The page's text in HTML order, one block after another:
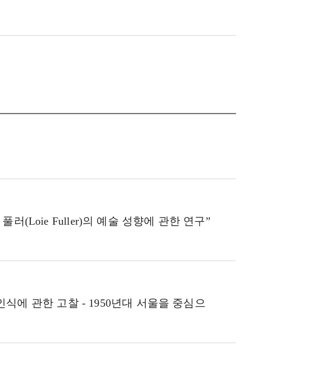
러(Loie Fuller)의 예술 성향에 관한 연구”
에 관한 고찰 - 1950년대 서울을 중심으